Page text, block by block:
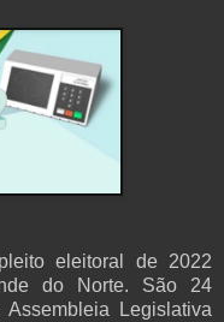
eleitoral de 2022
do Norte. São 24
Legislativa